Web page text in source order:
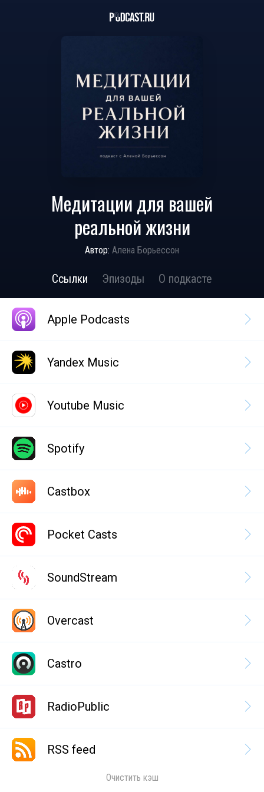
Медитации для вашей
реальной жизни
Автор: Алена Борьессон
Ссылки Эпизоды О подкасте
Apple Podcasts
Yandex Music
Youtube Music
Spotify
Castbox
Pocket Casts
SoundStream
Overcast
Castro
RadioPublic
RSS feed
Очистить кэш